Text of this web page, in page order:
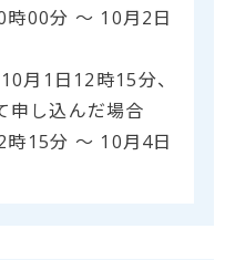
時00分 ～ 10月2日
月1日12時15分、
申し込んだ場合
時15分 ～ 10月4日